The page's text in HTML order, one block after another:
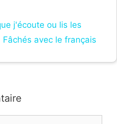
j'écoute ou lis les
Fâchés avec le français